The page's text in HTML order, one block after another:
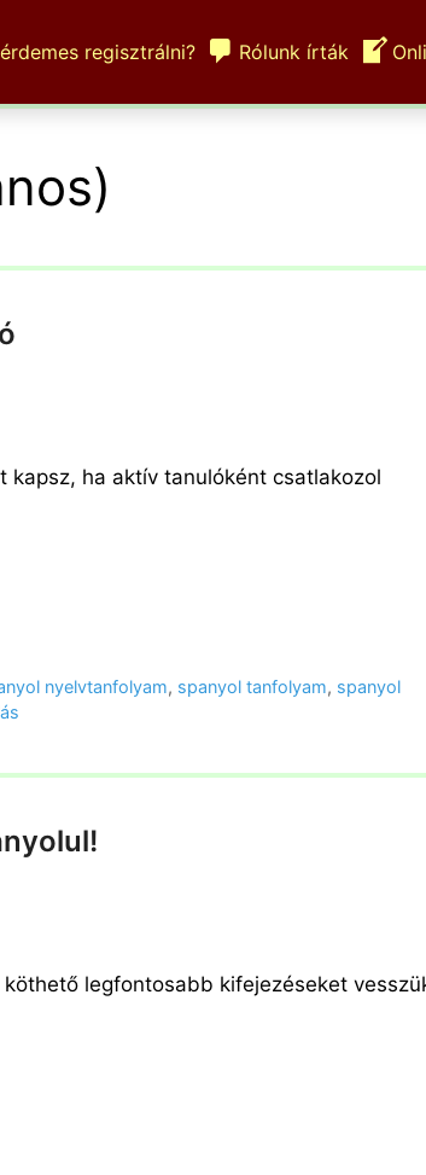
regisztrálni? Rólunk írták
ha aktív tanulóként csatlakozol
nyelvtanfolyam, spanyol tanfolyam, spanyol
legfontosabb kifejezéseket